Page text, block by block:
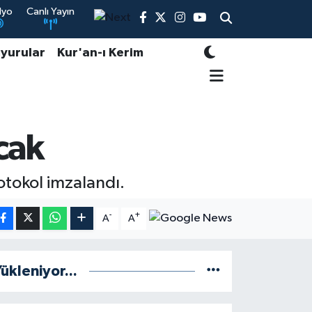
Canlı Yayın
Kur'an-ı Kerim
imzalandı.
A- A+